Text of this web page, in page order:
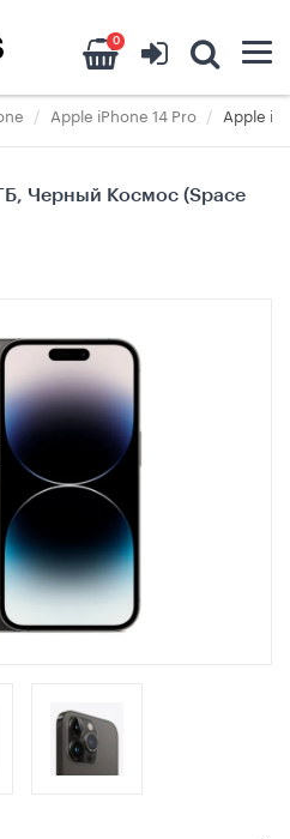
0
Apple iPhone 14 Pro Apple
Черный Космос (Space